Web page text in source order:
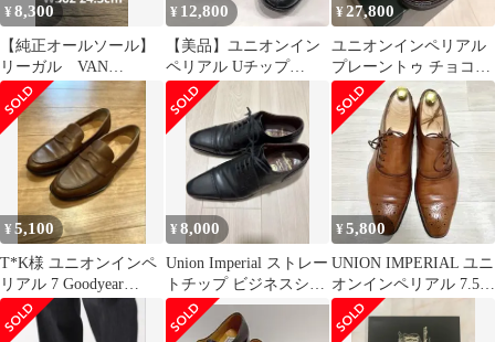
¥8,300
【純正オールソール】
リーガル VAN
REGAL W362 24.5cm
¥ 12,800
【美品】ユニオンイン
ペリアル Uチップ
U2003 US7.0 黒
¥27,800
ユニオンインペリアル
プレーントゥ チョコレ
ートブラウン U2010
8EEE
¥5,100
T*K様 ユニオンインペ
リアル 7 Goodyear
Welted コインローフ
¥8,000
Union Imperial ストレー
トチップ ビジネスシュ
ーズ
¥5,800
UNION IMPERIAL ユニ
オンインペリアル 7.5
ライトブラウン